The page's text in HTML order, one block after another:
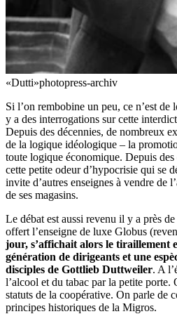
«Dutti»photopress-archiv
Si l’on rembobine un peu, ce n’est de
y a des interrogations sur cette
Depuis des décennies, de nombreux
de la logique idéologique – la
toute logique économique. Depuis des
cette petite odeur d’hypocrisie qui se
invite d’autres enseignes à vendre de
de ses magasins.
Le débat est aussi revenu il y a près
offert l’enseigne de luxe Globus
jour, s’affichait alors le tiraillement
génération de dirigeants et une
disciples de Gottlieb Duttweiler. A
l’alcool et du tabac par la petite porte.
statuts de la coopérative. On parle de
principes historiques de la Migros.